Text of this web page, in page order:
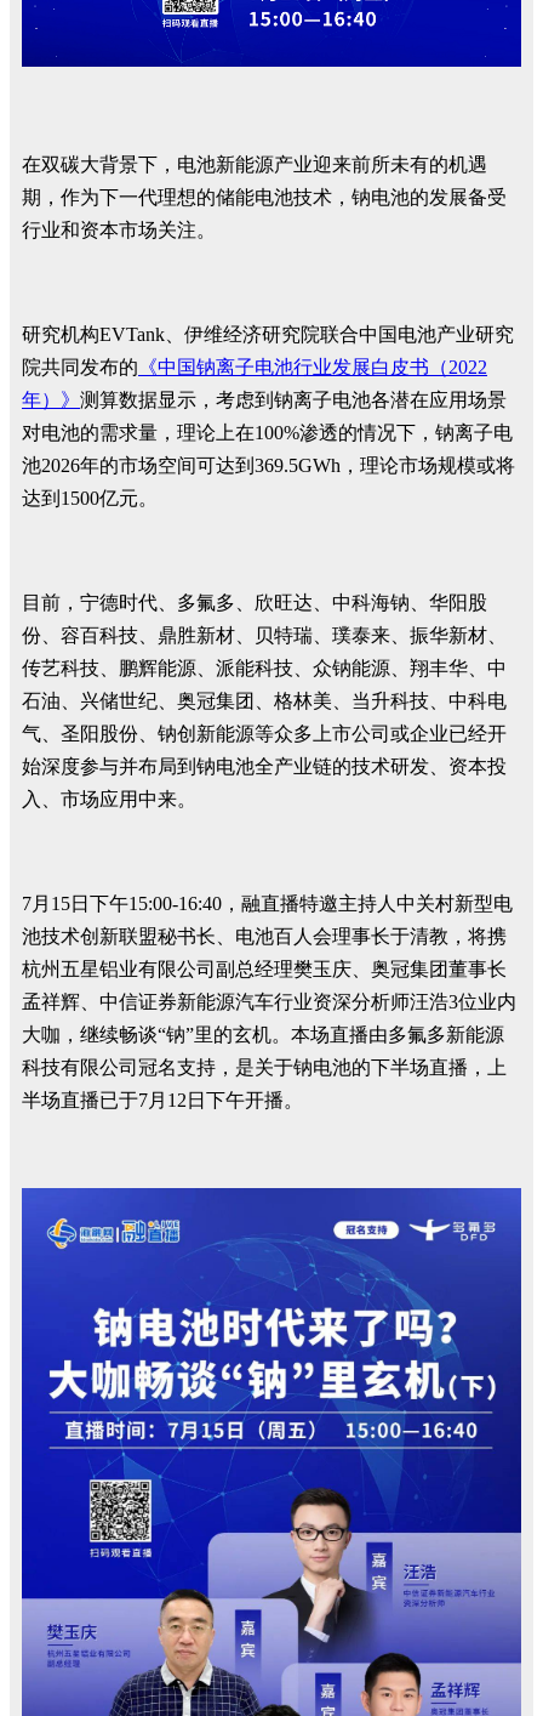
在双碳大背景下，电池新能源产业迎来前所未有的机遇
期，作为下一代理想的储能电池技术，钠电池的发展备受
行业和资本市场关注。
研究机构EVTank、伊维经济研究院联合中国电池产业研究
院共同发布的 《中国钠离子电池行业发展白皮书（2022
年）》 测算数据显示，考虑到钠离子电池各潜在应用场景
对电池的需求量，理论上在100%渗透的情况下，钠离子电
池2026年的市场空间可达到369.5GWh，理论市场规模或将
达到1500亿元。
目前，宁德时代、多氟多、欣旺达、中科海钠、华阳股
份、容百科技、鼎胜新材、贝特瑞、璞泰来、振华新材、
传艺科技、鹏辉能源、派能科技、众钠能源、翔丰华、中
石油、兴储世纪、奥冠集团、格林美、当升科技、中科电
气、圣阳股份、钠创新能源等众多上市公司或企业已经开
始深度参与并布局到钠电池全产业链的技术研发、资本投
入、市场应用中来。
7月15日下午15:00-16:40，融直播特邀主持人中关村新型电
池技术创新联盟秘书长、电池百人会理事长于清教，将携
杭州五星铝业有限公司副总经理樊玉庆、奥冠集团董事长
孟祥辉、中信证券新能源汽车行业资深分析师汪浩3位业内
大咖，继续畅谈“钠”里的玄机。本场直播由多氟多新能源
科技有限公司冠名支持，是关于钠电池的下半场直播，上
半场直播已于7月12日下午开播。